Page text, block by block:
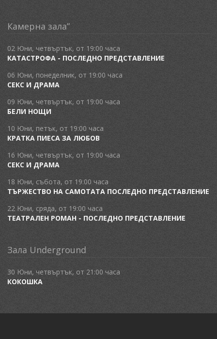
Камерна зала”
02 Юни, четвъртък, от 19:00 часа
КАТАСТРОФА - ПОСЛЕДНО ПРЕДСТАВЛЕНИЕ
06 Юни, понеделник, от 19:00 часа
СЕКС И ДРАМА
09 Юни, четвъртък, от 19:00 часа
БЕЛИ НОЩИ
10 Юни, петък, от 19:00 часа
КРАТКА ПИЕСА ЗА ЛЮБОВ
16 Юни, четвъртък, от 19:00 часа
СЕКС И ДРАМА
18 Юни, събота, от 19:00 часа
ТЪРЖЕСТВО НА САМОТАТА ПОСЛЕДНО ПРЕДСТАВЛЕНИЕ
22 Юни, сряда, от 19:00 часа
ТЕАТРАЛЕН РОМАН - ПОСЛЕДНО ПРЕДСТАВЛЕНИЕ
Зала Underground
30 Юни, четвъртък, от 21:00 часа
КОКОШКА